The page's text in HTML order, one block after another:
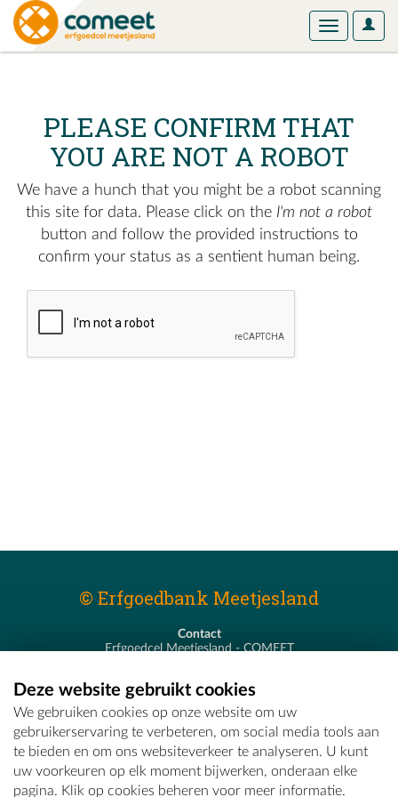
User
Toggle
PLEASE CONFIRM THAT
YOU ARE NOT A ROBOT
We have a hunch that you might be a robot scanning
this site for data. Please click on the I'm not a robot
button and follow the provided instructions to
confirm your status as a sentient human being.
© Erfgoedbank Meetjesland
Contact
Erfgoedcel Meetjesland - COMEET
T - 09 373 75 96
E -erfgoedcel@comeet.be
Deze website gebruikt cookies
We gebruiken cookies op onze website om uw
gebruikerservaring te verbeteren, om social media tools aan
te bieden en om ons websiteverkeer te analyseren. U kunt
uw voorkeuren op elk moment bijwerken, onderaan elke
pagina. Klik op cookies beheren voor meer informatie.